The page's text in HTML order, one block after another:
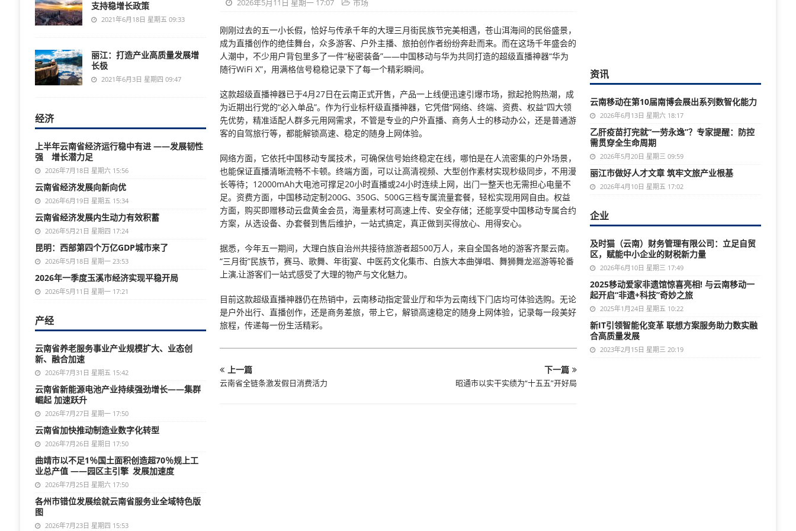
2026年5月11日 星期一 17:07 市场
刚刚过去的五一小长假，恰好与传承千年的大理三月街民族节完美相遇，苍山洱海间的民俗盛景，
成为直播创作的绝佳舞台，众多游客、户外主播、旅拍创作者纷纷奔赴而来。而在这场千年盛会的
人潮中，不少用户背包里多了一件“秘密装备”——中国移动与华为共同打造的超级直播神器“华为
随行WiFi X”，用满格信号稳稳记录下了每一个精彩瞬间。
这款超级直播神器已于4月27日在云南正式开售，产品一上线便迅速引爆市场，掀起抢购热潮，成
为近期出行党的“必入单品”。作为行业标杆级直播神器，它凭借“网络、终端、资费、权益”四大领
先优势，精准适配人群多元用网需求，不管是专业的户外直播、商务人士的移动办公，还是普通游
客的自驾旅行等，都能解锁高速、稳定的随身上网体验。
网络方面，它依托中国移动专属技术，可确保信号始终稳定在线，哪怕是在人流密集的户外场景，
也能保证直播清晰流畅不卡顿。终端方面，可以让高清视频、大型创作素材实现秒级同步，不用漫
长等待；12000mAh大电池可撑足20小时直播或24小时连续上网，出门一整天也无需担心电量不
足。资费方面，中国移动定制200G、350G、500G三档专属流量套餐，轻松实现用网自由。权益
方面，购买即赠移动云盘黄金会员，海量素材可高速上传、安全存储；还能享受中国移动专属合约
方案，从选设备、办套餐到售后维护，一站式搞定，真正做到买得放心、用得安心。
据悉，今年五一期间，大理白族自治州共接待旅游者超500万人，来自全国各地的游客齐聚云南。
“三月街”民族节，赛马、歌舞、年街宴、中医药文化集市、白族大本曲弹唱、舞狮舞龙巡游等轮番
上演,让游客们一站式感受了大理的物产与文化魅力。
目前这款超级直播神器仍在热销中，云南移动指定营业厅和华为云南线下门店均可体验选购。无论
是户外出行、直播创作，还是商务差旅，带上它，解锁高速稳定的随身上网体验，记录每一段美好
旅程，传递每一份生活精彩。
上一篇
云南省全链条激发假日消费活力
下一篇
昭通市以实干实绩为“十五五”开好局
支持稳增长政策
2021年6月18日 星期五 09:33
丽江：打造产业高质量发展增
长极
2021年6月3日 星期四 09:47
经济
上半年云南省经济运行稳中有进 ——发展韧性
强 增长潜力足
2026年7月18日 星期六 15:56
云南省经济发展向新向优
2026年6月19日 星期五 15:34
云南省经济发展内生动力有效积蓄
2026年5月21日 星期四 17:24
昆明：西部第四个万亿GDP城市来了
2026年5月18日 星期一 23:53
2026年一季度玉溪市经济实现平稳开局
2026年5月11日 星期一 17:21
产经
云南省养老服务事业产业规模扩大、业态创
新、融合加速
2026年7月31日 星期五 15:42
云南省新能源电池产业持续强劲增长——集群
崛起 加速跃升
2026年7月27日 星期一 17:50
云南省加快推动制造业数字化转型
2026年7月26日 星期日 17:50
曲靖市以不足1％国土面积创造超70％规上工
业总产值 ——园区主引擎 发展加速度
2026年7月25日 星期六 17:50
各州市错位发展绘就云南省服务业全域特色版
图
2026年7月23日 星期四 15:53
资讯
云南移动在第10届南博会展出系列数智化能力
2026年6月13日 星期六 18:17
乙肝疫苗打完就“一劳永逸”？专家提醒：防控
需贯穿全生命周期
2026年5月20日 星期三 09:59
丽江市做好人才文章 筑牢文旅产业根基
2026年4月10日 星期五 17:02
企业
及时猫（云南）财务管理有限公司：立足自贸
区，赋能中小企业的财税新力量
2026年6月10日 星期三 17:49
2025移动爱家非遗馆惊喜亮相! 与云南移动一
起开启“非遗+科技”奇妙之旅
2025年1月24日 星期五 10:22
新IT引领智能化变革 联想方案服务助力数实融
合高质量发展
2023年2月15日 星期三 20:19